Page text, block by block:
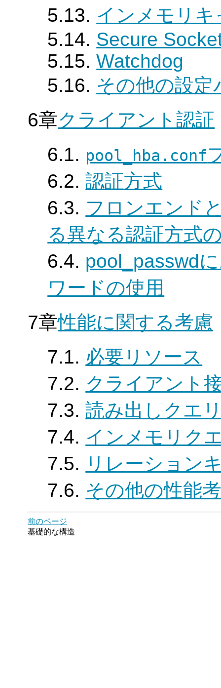
5.13. インメモリキ
5.14. Secure
5.15.Watchdog
5.16. その他の設定
6章クライアント認証
6.1. pool_hba.conf
6.2.認証方式
6.3. フロンエンド
る異なる認証方式
6.4. pool_passwd
ワードの使用
7章性能に関する考慮
7.1. 必要リソース
7.2. クライアント
7.3.読み出しクエ
7.4. インメモリク
7.5. リレーション
7.6. その他の性能
前のページ
基礎的な構造